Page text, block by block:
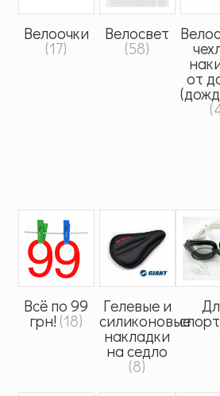
Велоочки
(17)
Велосвет
(58)
от
Всё по 99
грн! (18)
Гелевые и
силиконовые
накладки
на седло
(8)